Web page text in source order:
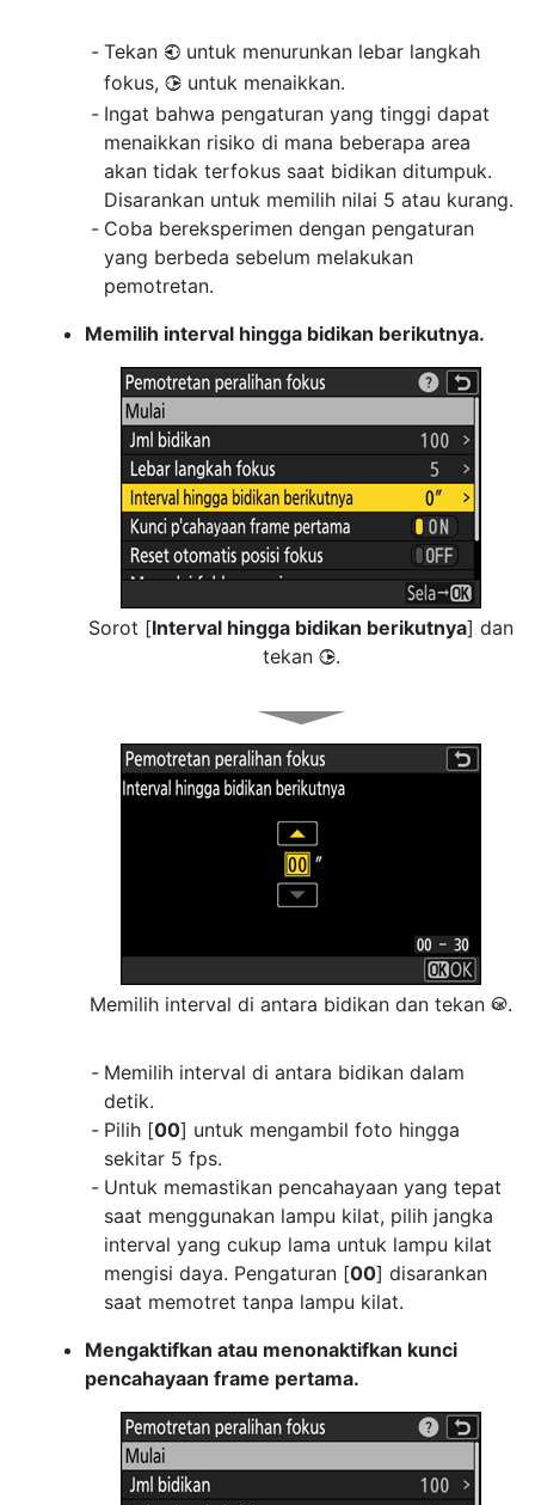
Tekan 4 untuk menurunkan lebar langkah
fokus, 2 untuk menaikkan.
Ingat bahwa pengaturan yang tinggi dapat
menaikkan risiko di mana beberapa area
akan tidak terfokus saat bidikan ditumpuk.
Disarankan untuk memilih nilai 5 atau kurang.
Coba bereksperimen dengan pengaturan
yang berbeda sebelum melakukan
pemotretan.
Memilih interval hingga bidikan berikutnya.
Sorot [Interval hingga bidikan berikutnya] dan
tekan 2.
Memilih interval di antara bidikan dan tekan J.
Memilih interval di antara bidikan dalam
detik.
Pilih [00] untuk mengambil foto hingga
sekitar 5 fps.
Untuk memastikan pencahayaan yang tepat
saat menggunakan lampu kilat, pilih jangka
interval yang cukup lama untuk lampu kilat
mengisi daya. Pengaturan [00] disarankan
saat memotret tanpa lampu kilat.
Mengaktifkan atau menonaktifkan kunci
pencahayaan frame pertama.